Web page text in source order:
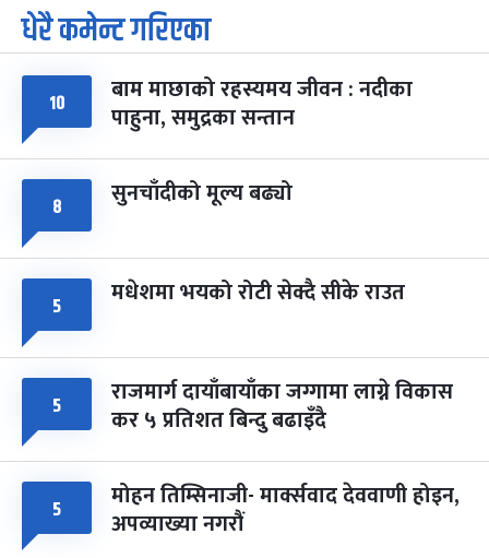
७
आइत
पूर्णिमा व्रत
चैत्र ७, २०८३-Mar 21, 2027
८ फागुपूर्णिमा
चैत्र ८, २०८३-Mar 22, 2027
७ महिना बाँकी
धेरै कमेन्ट गरिएका
१० बाम माछाको रहस्यमय जीवन : नदीका
पाहुना, समुद्रका सन्तान
८ सुनचाँदीको मूल्य बढ्यो
५ मधेशमा भयको रोटी सेक्दै सीके राउत
५ राजमार्ग दायाँबायाँका जग्गामा लाग्ने विकास
कर ५ प्रतिशत बिन्दु बढाइँदै
५ मोहन तिम्सिनाजी- मार्क्सवाद देववाणी होइन,
अपव्याख्या नगरौं